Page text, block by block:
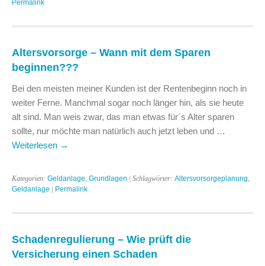
Permalink
Altersvorsorge – Wann mit dem Sparen
beginnen???
Bei den meisten meiner Kunden ist der Rentenbeginn noch in
weiter Ferne. Manchmal sogar noch länger hin, als sie heute
alt sind. Man weis zwar, das man etwas für´s Alter sparen
sollte, nur möchte man natürlich auch jetzt leben und …
Weiterlesen →
Kategorien: Geldanlage Grundlagen | Schlagwörter: Altersvorsorgeplanung
Geldanlage | Permalink
Schadenregulierung – Wie prüft die
Versicherung einen Schaden